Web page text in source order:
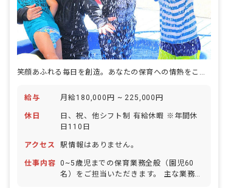
笑顔あふれる毎日を創造。あなたの保育への情熱をここで咲かせましょう。
給与 月給180,000円 ~ 225,000円
休日
日、祝、他シフト制 有給休暇 ※年間休
日110日
アクセス 駅情報はありません。
仕事内容 0~5歳児までの保育業務全般（園児60
名）をご担当いただきます。 主な業務内